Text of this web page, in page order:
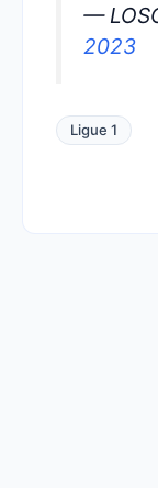
—
2023
Ligue 1